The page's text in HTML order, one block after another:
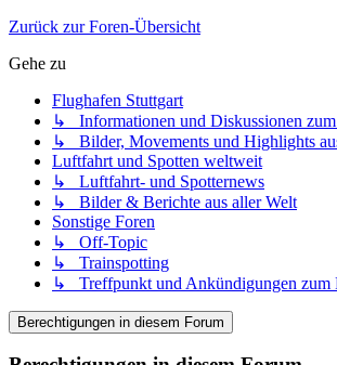
Zurück zur Foren-Übersicht
Gehe zu
Flughafen Stuttgart
↳ Informationen und Diskussionen
↳ Bilder, Movements und Highlights
Luftfahrt und Spotten weltweit
↳ Luftfahrt- und Spotternews
↳ Bilder & Berichte aus aller Welt
Sonstige Foren
↳ Off-Topic
↳ Trainspotting
↳ Treffpunkt und Ankündigungen zum
Berechtigungen in diesem Forum